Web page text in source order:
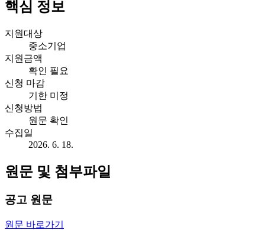
핵심 정보
지원대상
중소기업
지원금액
확인 필요
신청 마감
기한 미정
신청방법
원문 확인
수집일
2026. 6. 18.
원문 및 첨부파일
공고 원문
원문 바로가기